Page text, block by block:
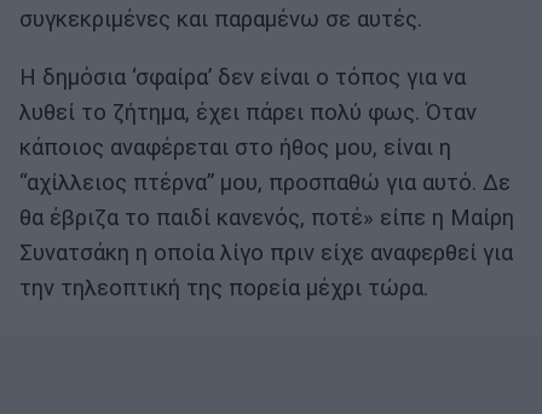
συγκεκριμένες και παραμένω σε αυτές.
Η δημόσια ‘σφαίρα’ δεν είναι ο τόπος για να
λυθεί το ζήτημα, έχει πάρει πολύ φως. Όταν
κάποιος αναφέρεται στο ήθος μου, είναι η
“αχίλλειος πτέρνα” μου, προσπαθώ για αυτό. Δε
θα έβριζα το παιδί κανενός, ποτέ» είπε η Μαίρη
Συνατσάκη η οποία λίγο πριν είχε αναφερθεί για
την τηλεοπτική της πορεία μέχρι τώρα.